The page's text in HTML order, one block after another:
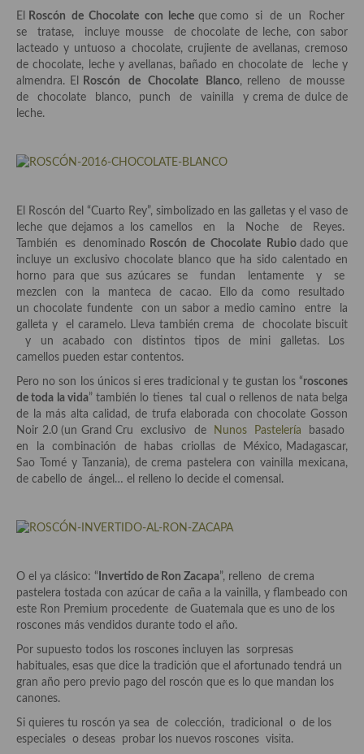
Aderezos, salsas, vinagretas, especias, hierbas aromáticas o
aditivos
Especias, mezclas de especias
Hierbas aromáticas
Aceites
Sales y polvos
Salsas y mojos
Adobos
Aperitivos
Bebidas
Bocadillos, hamburguesas, sándwich, emparedados, tostas y
demás
Entrantes y primeros platos
Ensaladas
Gazpachos, salmorejos, sopas y cremas frías
Pasta
Arroces Y fideuás
Legumbres y cereales
Cuscús
Huevos
El Roscón de Chocolate con leche que como si de un Rocher
se tratase, incluye mousse de chocolate de leche, con sabor
lacteado y untuoso a chocolate, crujiente de avellanas, cremoso
de chocolate, leche y avellanas, bañado en chocolate de leche y
almendra. El
Roscón de Chocolate Blanco, relleno de mousse
de chocolate blanco, punch de vainilla y crema de dulce de
leche.
El Roscón del “Cuarto Rey”, simbolizado en las galletas y el vaso de
leche que dejamos a los camellos en la Noche de Reyes.
También es denominado Roscón de Chocolate Rubiodado que
incluye un exclusivo chocolate blanco que ha sido calentado en
horno para que sus azúcares se fundan lentamente y se
mezclen con la manteca de cacao. Ello da como resultado
un chocolate fundente con un sabor a medio camino entre la
galleta y el caramelo. Lleva también crema de chocolate biscuit
y un acabado con distintos tipos de mini galletas. Los
camellos pueden estar contentos.
Pero no son los únicos si eres tradicional y te gustan los “roscones
de toda la vida” también lo tienes tal cual o rellenos de nata belga
de la más alta calidad, de trufa elaborada con chocolate Gosson
Noir 2.0 (un Grand Cru exclusivo de
Nunos Pastelería basado
en la combinación de habas criollas de México, Madagascar,
Sao Tomé y Tanzania), de crema pastelera con vainilla mexicana,
de cabello de ángel… el relleno lo decide el comensal.
O el ya clásico: “ Invertido de Ron Zacapa”, relleno de crema
pastelera tostada con azúcar de caña a la vainilla, y flambeado con
este Ron Premium procedente de Guatemala que es uno de los
roscones más vendidos durante todo el año.
Por supuesto todos los roscones incluyen las sorpresas
habituales, esas que dice la tradición que el afortunado tendrá un
gran año pero previo pago del roscón que es lo que mandan los
canones.
Si quieres tu roscón ya sea de colección, tradicional o de los
especiales o deseas probar los nuevos roscones visita.